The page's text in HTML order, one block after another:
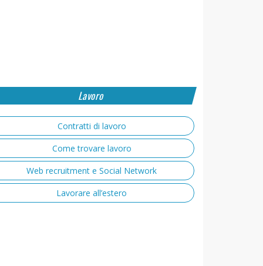
Lavoro
Contratti di lavoro
Come trovare lavoro
Web recruitment e Social Network
Lavorare all’estero